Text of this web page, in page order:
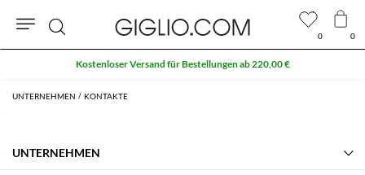
UNTERNEHMEN KONTAKTE
UNTERNEHMEN
0 0
Suche
Kostenloser Versand für Bestellungen ab 220,00 €